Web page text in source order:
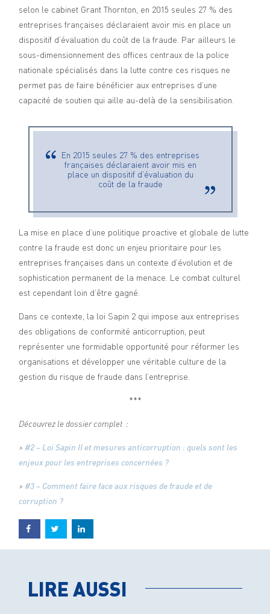
selon le cabinet Grant Thornton, en 2015 seules 27 % des
entreprises françaises déclaraient avoir mis en place un
dispositif d’évaluation du coût de la fraude. Par ailleurs le
sous-dimensionnement des offices centraux de la police
nationale spécialisés dans la lutte contre ces risques ne
permet pas de faire bénéficier aux entreprises d’une
capacité de soutien qui aille au-delà de la sensibilisation.
En 2015 seules 27 % des entreprises
françaises déclaraient avoir mis en
place un dispositif d’évaluation du
coût de la fraude
La mise en place d’une politique proactive et globale de lutte
contre la fraude est donc un enjeu prioritaire pour les
entreprises françaises dans un contexte d’évolution et de
sophistication permanent de la menace. Le combat culturel
est cependant loin d’être gagné.
Dans ce contexte, la loi Sapin 2 qui impose aux entreprises
des obligations de conformité anticorruption, peut
représenter une formidable opportunité pour réformer les
organisations et développer une véritable culture de la
gestion du risque de fraude dans l’entreprise.
***
Découvrez le dossier complet :
> #2 – Loi Sapin II et mesures anticorruption : quels sont les
enjeux pour les entreprises concernées ?
> #3 – Comment faire face aux risques de fraude et de
corruption ?
LIRE AUSSI